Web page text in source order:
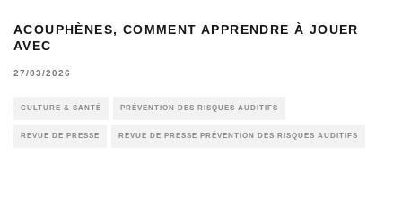
ACOUPHÈNES, COMMENT APPRENDRE À JOUER
AVEC
27/03/2026
CULTURE & SANTÉ PRÉVENTION DES RISQUES AUDITIFS
REVUE DE PRESSE REVUE DE PRESSE PRÉVENTION DES RISQUES AUDITIFS